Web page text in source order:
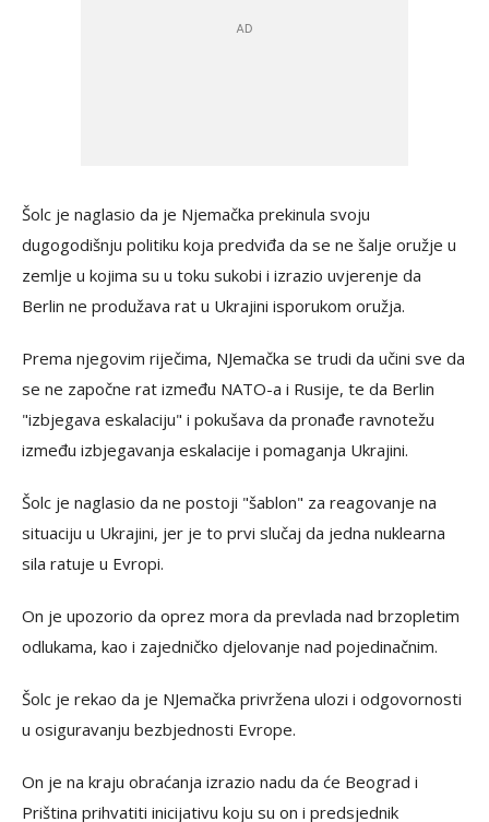
Šolc je naglasio da je Njemačka prekinula svoju
dugogodišnju politiku koja predviđa da se ne šalje oružje u
zemlje u kojima su u toku sukobi i izrazio uvjerenje da
Berlin ne produžava rat u Ukrajini isporukom oružja.
Prema njegovim riječima, NJemačka se trudi da učini sve da
se ne započne rat između NATO-a i Rusije, te da Berlin
"izbjegava eskalaciju" i pokušava da pronađe ravnotežu
između izbjegavanja eskalacije i pomaganja Ukrajini.
Šolc je naglasio da ne postoji "šablon" za reagovanje na
situaciju u Ukrajini, jer je to prvi slučaj da jedna nuklearna
sila ratuje u Evropi.
On je upozorio da oprez mora da prevlada nad brzopletim
odlukama, kao i zajedničko djelovanje nad pojedinačnim.
Šolc je rekao da je NJemačka privržena ulozi i odgovornosti
u osiguravanju bezbjednosti Evrope.
On je na kraju obraćanja izrazio nadu da će Beograd i
Priština prihvatiti inicijativu koju su on i predsjednik